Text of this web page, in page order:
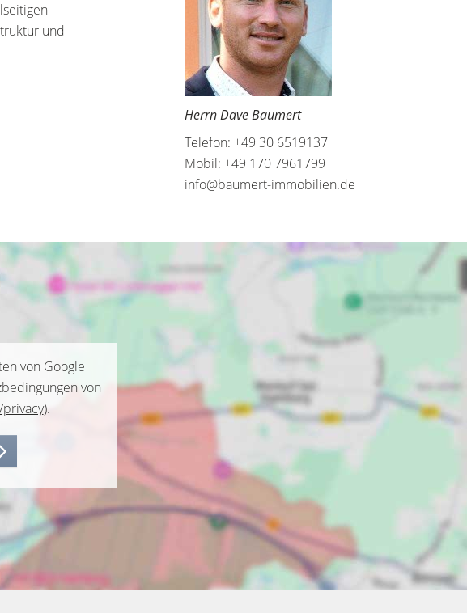
und
Herrn Dave Baumert
Telefon: +49 30 6519137
Mobil: +49 170 7961799
info@baumert-immobilien.de
von Google
von
).